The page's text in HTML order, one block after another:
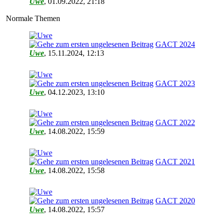
Normale Themen
GACT 2024
Uwe, 15.11.2024, 12:13
GACT 2023
Uwe, 04.12.2023, 13:10
GACT 2022
Uwe, 14.08.2022, 15:59
GACT 2021
Uwe, 14.08.2022, 15:58
GACT 2020
Uwe, 14.08.2022, 15:57